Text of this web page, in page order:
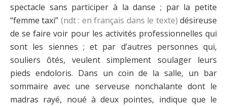
spectacle sans participer à la danse ; par la petite
“femme taxi” (ndt : en français dans le texte) désireuse
de se faire voir pour les activités professionnelles qui
sont les siennes ; et par d’autres personnes qui,
souliers ôtés, veulent simplement soulager leurs
pieds endoloris. Dans un coin de la salle, un bar
sommaire avec une serveuse nonchalante dont le
madras rayé, noué à deux pointes, indique que le